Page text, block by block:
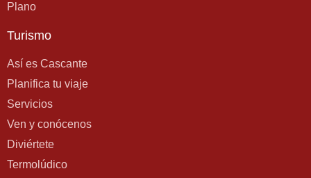
Plano
Turismo
Así es Cascante
Planifica tu viaje
Servicios
Ven y conócenos
Diviértete
Termolúdico